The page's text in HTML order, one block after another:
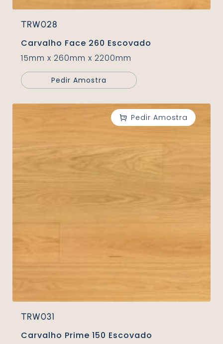
TRW028
Carvalho Face 260 Escovado
15mm x 260mm x 2200mm
Pedir Amostra
TRW031
Carvalho Prime 150 Escovado